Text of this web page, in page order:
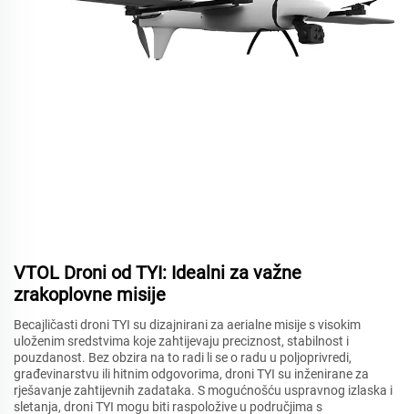
VTOL Droni od TYI: Idealni za važne
zrakoplovne misije
Becajličasti droni TYI su dizajnirani za aerialne misije s visokim
uloženim sredstvima koje zahtijevaju preciznost, stabilnost i
pouzdanost. Bez obzira na to radi li se o radu u poljoprivredi,
građevinarstvu ili hitnim odgovorima, droni TYI su inženirane za
rješavanje zahtijevnih zadataka. S mogućnošću uspravnog izlaska i
sletanja, droni TYI mogu biti raspoložive u područjima s